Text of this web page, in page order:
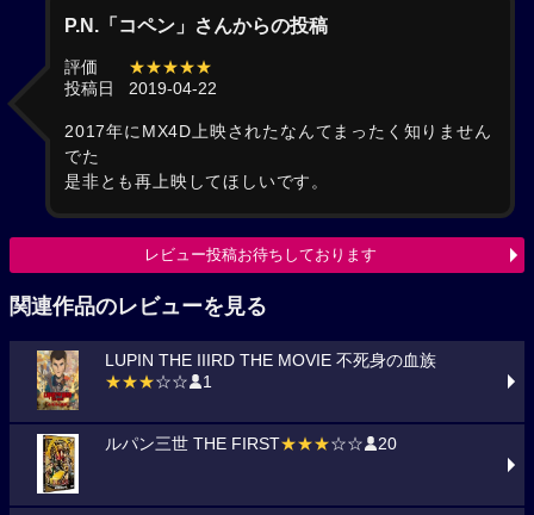
P.N.「コペン」さんからの投稿
評価
★★★★★
投稿日
2019-04-22
2017年にMX4D上映されたなんてまったく知りません
でた
是非とも再上映してほしいです。
レビュー投稿お待ちしております
関連作品のレビューを見る
LUPIN THE IIIRD THE MOVIE 不死身の血族
★★★☆☆ 1
ルパン三世 THE FIRST★★★☆☆ 20